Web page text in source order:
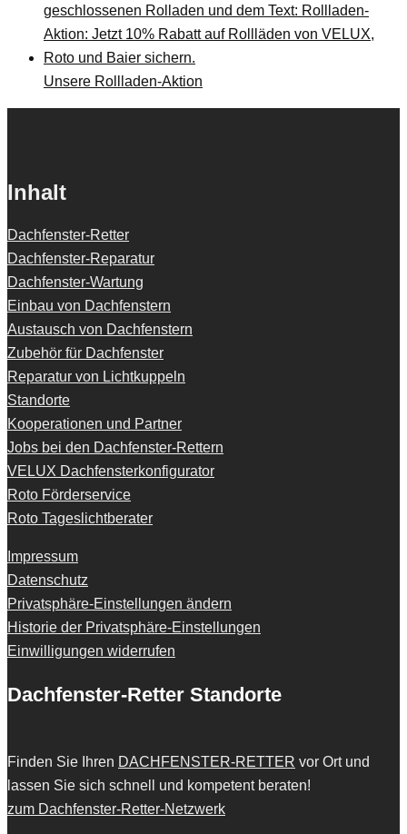
Unsere Rollladen-Aktion
Inhalt
Dachfenster-Retter
Dachfenster-Reparatur
Dachfenster-Wartung
Einbau von Dachfenstern
Austausch von Dachfenstern
Zubehör für Dachfenster
Reparatur von Lichtkuppeln
Standorte
Kooperationen und Partner
Jobs bei den Dachfenster-Rettern
VELUX Dachfensterkonfigurator
Roto Förderservice
Roto Tageslichtberater
Impressum
Datenschutz
Privatsphäre-Einstellungen ändern
Historie der Privatsphäre-Einstellungen
Einwilligungen widerrufen
Dachfenster-Retter Standorte
Finden Sie Ihren DACHFENSTER-RETTER vor Ort und
lassen Sie sich schnell und kompetent beraten!
zum Dachfenster-Retter-Netzwerk